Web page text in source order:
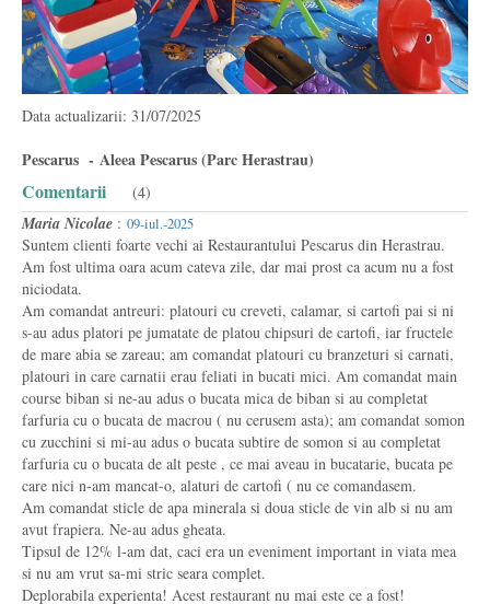
Data actualizarii: 31/07/2025
Pescarus - Aleea Pescarus (Parc Herastrau)
Comentarii (4)
Maria Nicolae : 09-iul.-2025
Suntem clienti foarte vechi ai Restaurantului Pescarus din Herastrau.
Am fost ultima oara acum cateva zile, dar mai prost ca acum nu a fost
niciodata.
Am comandat antreuri: platouri cu creveti, calamar, si cartofi pai si ni
s-au adus platori pe jumatate de platou chipsuri de cartofi, iar fructele
de mare abia se zareau; am comandat platouri cu branzeturi si carnati,
platouri in care carnatii erau feliati in bucati mici. Am comandat main
course biban si ne-au adus o bucata mica de biban si au completat
farfuria cu o bucata de macrou ( nu cerusem asta); am comandat somon
cu zucchini si mi-au adus o bucata subtire de somon si au completat
farfuria cu o bucata de alt peste , ce mai aveau in bucatarie, bucata pe
care nici n-am mancat-o, alaturi de cartofi ( nu ce comandasem.
Am comandat sticle de apa minerala si doua sticle de vin alb si nu am
avut frapiera. Ne-au adus gheata.
Tipsul de 12% l-am dat, caci era un eveniment important in viata mea
si nu am vrut sa-mi stric seara complet.
Deplorabila experienta! Acest restaurant nu mai este ce a fost!